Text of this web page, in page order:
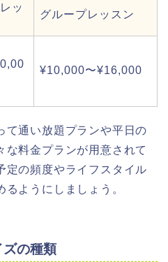
ッ
グループレッスン
¥10,000〜¥16,000
て通い放題プランや平日の
な料金プランが用意されて
定の頻度やライフスタイル
ようにしましょう。
ズの種類